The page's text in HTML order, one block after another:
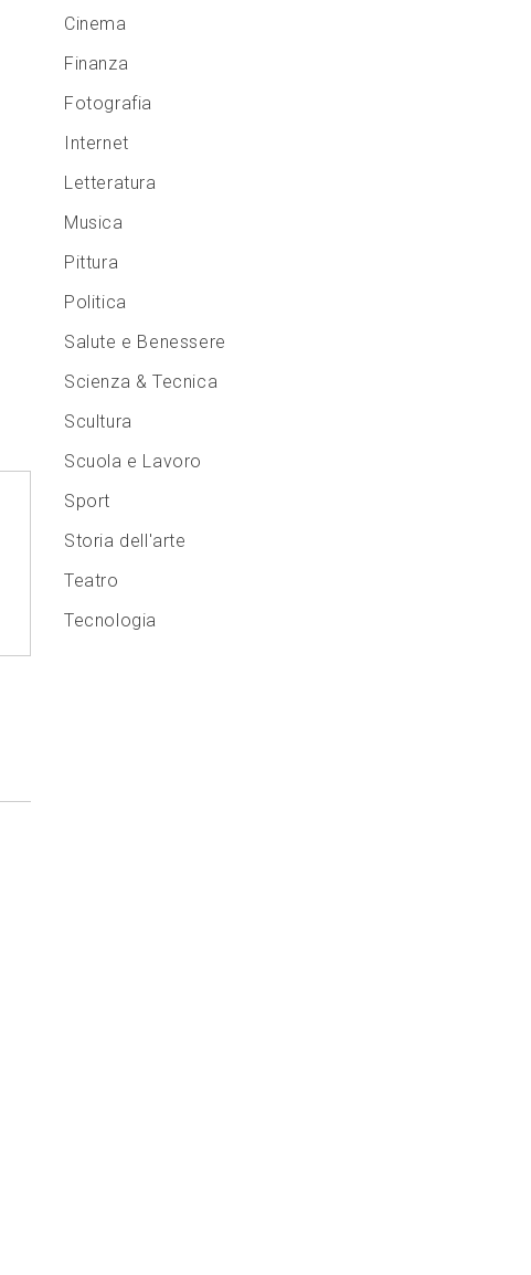
Cinema
Finanza
Fotografia
Internet
Letteratura
Musica
Pittura
Politica
Salute e Benessere
Scienza & Tecnica
Scultura
Scuola e Lavoro
Sport
Storia dell'arte
Teatro
Tecnologia